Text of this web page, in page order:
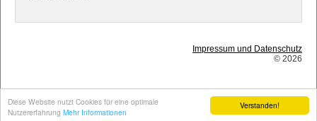
Verstanden!
Diese Website nutzt Cookies für eine optimale
Nutzererfahrung Mehr Informationen
Impressum und Datenschutz
© 2026